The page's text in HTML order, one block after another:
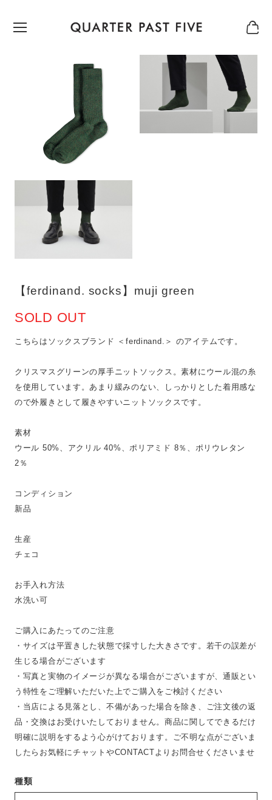
【ferdinand. socks】muji green
SOLD OUT
こちらはソックスブランド ＜ferdinand.＞ のアイテムです。
クリスマスグリーンの厚手ニットソックス。素材にウール混の糸
を使用しています。あまり緩みのない、しっかりとした着用感な
ので外履きとして履きやすいニットソックスです。
素材
ウール 50%、アクリル 40%、ポリアミド 8％、ポリウレタン
2％
コンディション
新品
生産
チェコ
お手入れ方法
水洗い可
ご購入にあたってのご注意
・サイズは平置きした状態で採寸した大きさです。若干の誤差が
生じる場合がございます
・写真と実物のイメージが異なる場合がございますが、通販とい
う特性をご理解いただいた上でご購入をご検討ください
・当店による見落とし、不備があった場合を除き、ご注文後の返
品・交換はお受けいたしておりません。商品に関してできるだけ
明確に説明をするよう心がけております。ご不明な点がございま
したらお気軽にチャットやCONTACTよりお問合せくださいませ
種類